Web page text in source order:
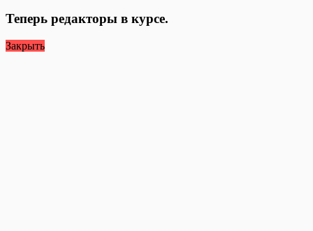
Теперь редакторы в курсе.
Закрыть